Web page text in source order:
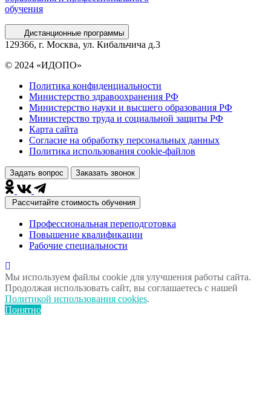
обучения
Дистанционные программы
129366, г. Москва, ул. Кибальчича д.3
© 2024 «ИДОПО»
Политика конфиденциальности
Министерство здравоохранения РФ
Министерство науки и высшего образования РФ
Министерство труда и социальной защиты РФ
Карта сайта
Согласие на обработку персональных данных
Политика использования сookie-файлов
Задать вопрос Заказать звонок
Рассчитайте стоимость обучения
Профессиональная переподготовка
Повышение квалификации
Рабочие специальности
Мы используем файлы cookie для улучшения работы сайта.
Продолжая использовать сайт, вы соглашаетесь с нашей
Политикой использования cookies.
Понятно